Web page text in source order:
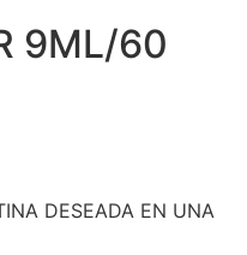
9ML/60
DESEADA EN UNA